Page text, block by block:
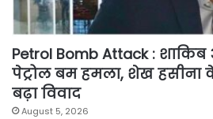
Petrol Bomb Attack :
पेट्रोल बम हमला, शेख हसीना
बढ़ा विवाद
August 5, 2026